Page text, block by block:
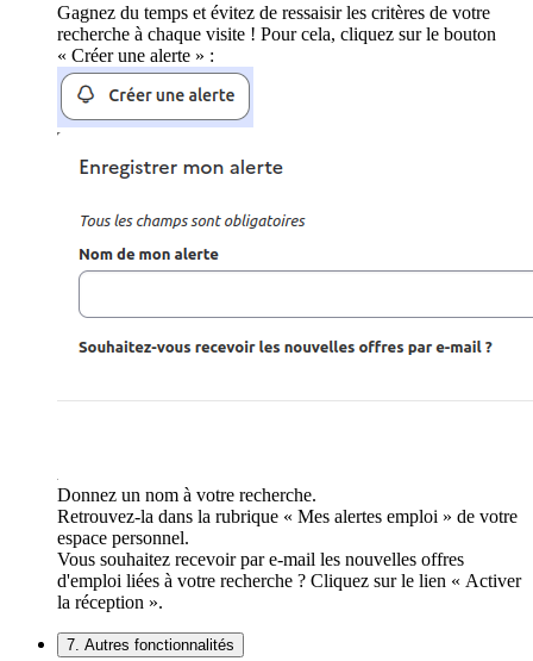
Gagnez du temps et évitez de ressaisir les critères de votre
recherche à chaque visite ! Pour cela, cliquez sur le bouton
« Créer une alerte » :
Donnez un nom à votre recherche.
Retrouvez-la dans la rubrique « Mes alertes emploi » de votre
espace personnel.
Vous souhaitez recevoir par e-mail les nouvelles offres
d'emploi liées à votre recherche ? Cliquez sur le lien « Activer
la réception ».
7. Autres fonctionnalités